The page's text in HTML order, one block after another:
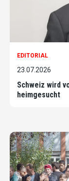
EDITORIAL
23.07.2026
Schweiz wird
heimgesucht